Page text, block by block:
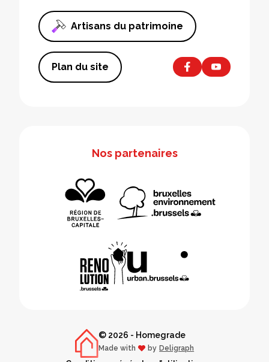
Artisans du patrimoine
Plan du site
Nos partenaires
© 2026 - Homegrade
Made with love
by Deligraph